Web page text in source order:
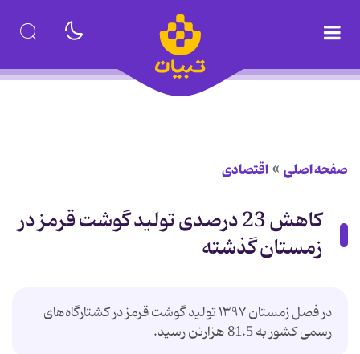
صفحه اصلی اقتصادی
کاهش 23 درصدی تولید گوشت قرمز در
زمستان گذشته
در فصل زمستان ١٣٩٧ تولید گوشت قرمز در کشتارگاه‌های
رسمی کشور به 81.5 هزارتن رسید.